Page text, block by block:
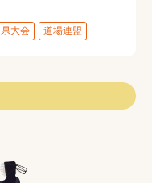
県大会 道場連盟